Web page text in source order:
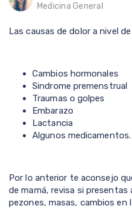
Medicina General
Las causas de dolor a nivel
Cambios hormonales
Sindrome premenstrual
Traumas o golpes
Embarazo
Lactancia
Algunos medicamentos.
Por lo anterior te aconsejo
de mamá, revisa si presentas
pezones, masas, cambios en